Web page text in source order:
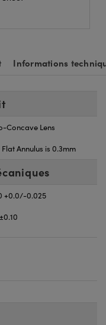
Informations
Concave Lens
Annulus is 0.3mm
+0.0/-0.025